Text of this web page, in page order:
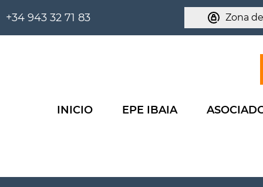
+34 943 32 71 83 Zona
INICIO EPE IBAIA